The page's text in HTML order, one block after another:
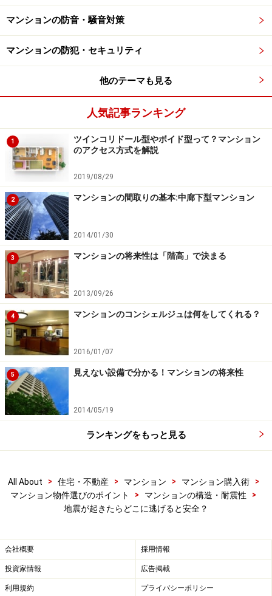
1981年以降～2000年の間に建てられた木造
一戸建て
1981年以降に建てられた木造住宅は新耐震基準に基づい
て建設されており、それ以前に建てられた住宅に比べ、
耐震性が期待できます。しかし、最近の調査より、新耐
震基準を採用していても、2000年以前に建てられた木造
住宅では「約85％に耐震性において不安がある」という
調査結果が報告されています。
【参考サイト】
中古住宅購入時は年代を確認！新耐震でも倒壊の危険性
従って、地震時に家が倒壊する可能性があることを念頭
に、大きな地震が発生したら自宅の外に逃げるという選
択肢も検討してください。
2000年以降に建てられた木造住宅の場合
2000年以降に建てられた木造住宅は、基本的に家の中に
いても安全なのですが、気をつけたいのは家具の転倒で
す。転倒防止対策を取っていない部屋の中にいれば転倒
した家具の下敷きになって怪我をする可能性がありま
す。大地震が発生したら、家具のない部屋に移動する
か、安全であれば外に逃げるという選択肢もあるでしょ
また、家がいくら頑丈に作られていても、地震の影響で
地盤が液状化したり地すべりが起こった場合は危険で
る家では旧耐震の建物と同じく危険性は高くなります。
大地震が起こった時は、家の様子をよく見て判断してく
ださい。
マンションの防音・騒音対策
マンションの防犯・セキュリティ
他のテーマも見る
人気記事ランキング
1
ツインコリドール型やボイド型って？マンション
のアクセス方式を解説
2019/08/29
2 マンションの間取りの基本:中廊下型マンション
2014/01/30
3 マンションの将来性は「階高」で決まる
2013/09/26
4 マンションのコンシェルジュは何をしてくれる？
2016/01/07
5 見えない設備で分かる！マンションの将来性
2014/05/19
ランキングをもっと見る
All About > 住宅・不動産 > マンション > マンション購入術
>
マンション物件選びのポイント
> マンションの構造・耐震性
>
地震が起きたらどこに逃げると安全？
会社概要 採用情報
投資家情報 広告掲載
利用規約 プライバシーポリシー